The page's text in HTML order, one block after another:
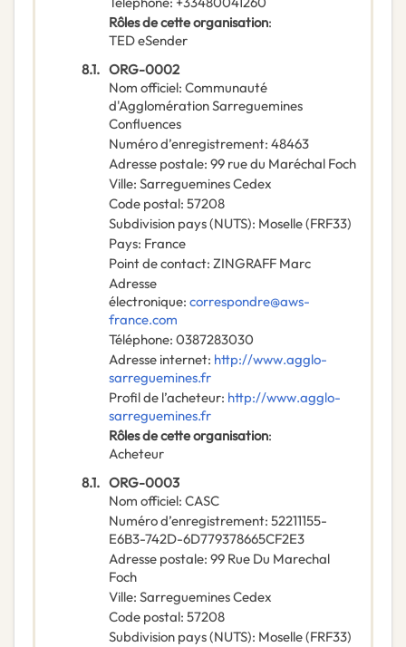
Rôles de cette organisation:
TED eSender
8.1. ORG-0002
Nom officiel: Communauté
d'Agglomération Sarreguemines
Confluences
Numéro d’enregistrement: 48463
Adresse postale: 99 rue du Maréchal Foch
Ville: Sarreguemines Cedex
Code postal: 57208
Subdivision pays (NUTS): Moselle(FRF33)
Pays: France
Point de contact: ZINGRAFF Marc
Adresse
électronique: correspondre@aws-
france.com
Téléphone: 0387283030
Adresse internet: http://www.agglo-
sarreguemines.fr
Profil de l’acheteur: http://www.agglo-
sarreguemines.fr
Rôles de cette organisation:
Acheteur
8.1. ORG-0003
Nom officiel: CASC
Numéro d’enregistrement: 52211155-
E6B3-742D-6D779378665CF2E3
Adresse postale: 99 Rue Du Marechal
Foch
Ville: Sarreguemines Cedex
Code postal: 57208
Subdivision pays (NUTS): Moselle(FRF33)